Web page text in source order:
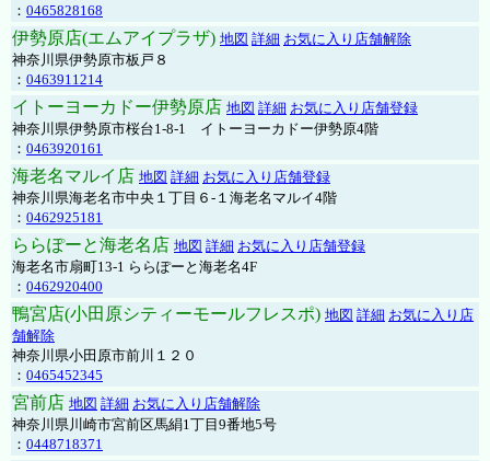
： 0465828168
伊勢原店(エムアイプラザ) 地図 詳細 お気に入り店舗解除
神奈川県伊勢原市板戸８
： 0463911214
イトーヨーカドー伊勢原店 地図 詳細 お気に入り店舗登録
神奈川県伊勢原市桜台1-8-1 イトーヨーカドー伊勢原4階
： 0463920161
海老名マルイ店 地図 詳細 お気に入り店舗登録
神奈川県海老名市中央１丁目６-１海老名マルイ4階
： 0462925181
ららぽーと海老名店 地図 詳細 お気に入り店舗登録
海老名市扇町13-1 ららぽーと海老名4F
： 0462920400
鴨宮店(小田原シティーモールフレスポ) 地図 詳細 お気に入り店
舗解除
神奈川県小田原市前川１２０
： 0465452345
宮前店 地図 詳細 お気に入り店舗解除
神奈川県川崎市宮前区馬絹1丁目9番地5号
： 0448718371